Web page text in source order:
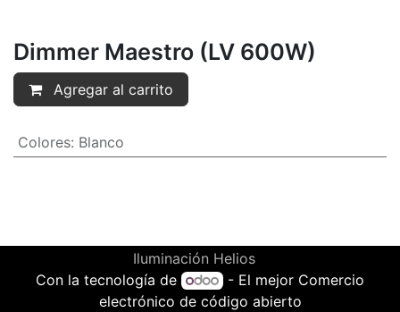
Dimmer Maestro (LV 600W)
Agregar al carrito
Colores: Blanco
Iluminación Helios
Con la tecnología de
- El mejor Comercio
electrónico de código abierto